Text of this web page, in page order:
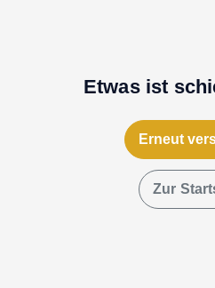
Etwas ist
Erneut
Zur